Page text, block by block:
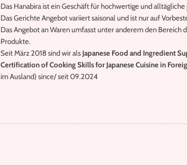
Das Hanabira ist ein Geschäft für hochwertige und
Das Gerichte Angebot variiert saisonal und ist nur auf
Das Angebot an Waren umfasst unter anderem den
Produkte.
Seit März 2018 sind wir als Japanese Food and Ingredient
Certification of Cooking Skills for Japanese Cuisine in
im Ausland) since/ seit 09.2024